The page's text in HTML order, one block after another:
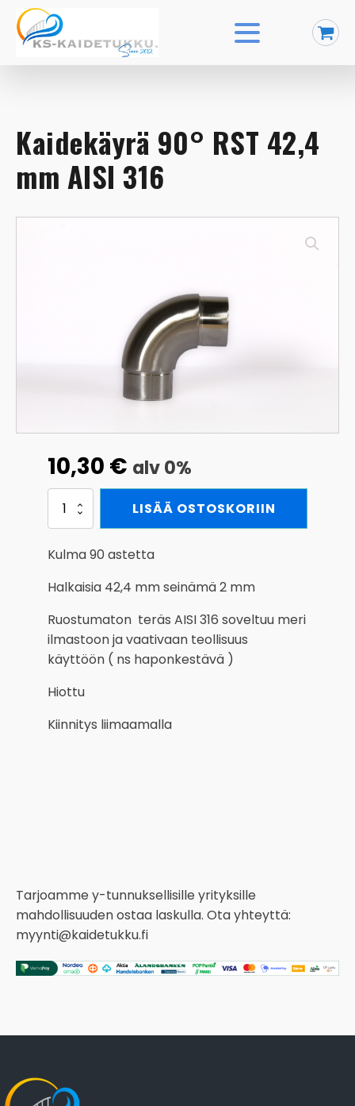
Kaidekäyrä 90° RST 42,4
mm AISI 316
10,30 € alv 0%
Kaidekäyrä
RST
42,4
mm
316
LISÄÄ OSTOSKORIIN
Kulma 90 astetta
Halkaisia 42,4 mm seinämä 2 mm
Ruostumaton teräs AISI 316 soveltuu meri
ilmastoon ja vaativaan teollisuus
käyttöön ( ns haponkestävä )
Hiottu
Kiinnitys liimaamalla
Tarjoamme y-tunnuksellisille yrityksille
mahdollisuuden ostaa laskulla. Ota yhteyttä:
myynti@kaidetukku.fi